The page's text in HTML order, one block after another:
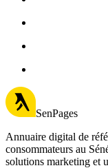
SenPages
Annuaire digital de
consommateurs au
solutions marketing et